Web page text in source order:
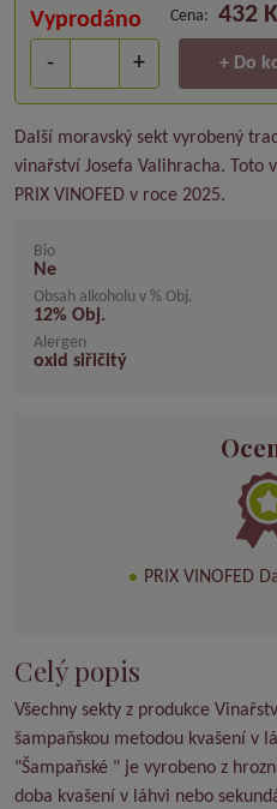
Další moravský sekt vyrobený
vinařství Josefa Valihracha. Toto
PRIX VINOFED v roce 2025.
Bio
Ne
Obsah alkoholu v % Obj.
12% Obj.
Alergen
oxid siřičitý
PRIX VINOFED
Vyprodáno Cena: 432
- + + Do
Celý popis
Všechny sekty z produkce
šampaňskou metodou kvašení v
"Šampaňské " je vyrobeno z
doba kvašení v láhvi nebo